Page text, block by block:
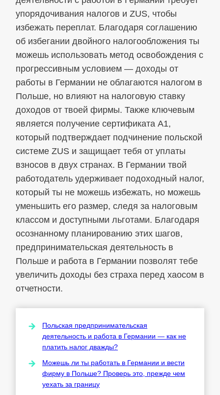
упорядочивания налогов и ZUS, чтобы
избежать переплат. Благодаря соглашению
об избегании двойного налогообложения ты
можешь использовать метод освобождения с
прогрессивным условием — доходы от
работы в Германии не облагаются налогом в
Польше, но влияют на налоговую ставку
доходов от твоей фирмы. Также ключевым
является получение сертификата A1,
который подтверждает подчинение польской
системе ZUS и защищает тебя от уплаты
взносов в двух странах. В Германии твой
работодатель удерживает подоходный налог,
который ты не можешь избежать, но можешь
уменьшить его размер, следя за налоговым
классом и доступными льготами. Благодаря
осознанному планированию этих шагов,
предпринимательская деятельность в
Польше и работа в Германии позволят тебе
увеличить доходы без страха перед хаосом в
отчетности.
Польская предпринимательская
деятельность и работа в Германии — как не
платить налог дважды?
Можешь ли ты работать в Германии и вести
фирму в Польше? Проверь это, прежде чем
уехать за границу